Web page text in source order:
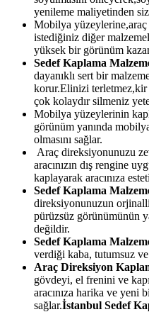
yenileme maliyetinden
Mobilya
istediğiniz diğer
yüksek bir görünüm
Sedef Kaplama
dayanıklı sert bir
korur.Elinizi terletmez,kir
çok kolaydır silmeniz
Mobilya yüzeylerinin
görünüm yanında
olmasını sağlar.
Araç direksiyonunuzu
aracınızın dış rengine
kaplayarak aracınıza
Sedef Kaplama
direksiyonunuzun
pürüzsüz görünümünün
değildir.
Sedef Kaplama
verdiği kaba, tutumsuz
Araç Direksiyon
gövdeyi, el frenini ve
aracınıza harika ve yeni
sağlar.İstanbul Sedef